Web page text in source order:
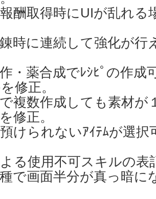
酬取得時にUIが乱れる
時に連続して強化が行
・薬合成でﾚｼﾋﾟの作成
修正。
複数作成しても素材が
修正。
けられないｱｲﾃﾑが選択
る使用不可スキルの表
で画面半分が真っ暗に